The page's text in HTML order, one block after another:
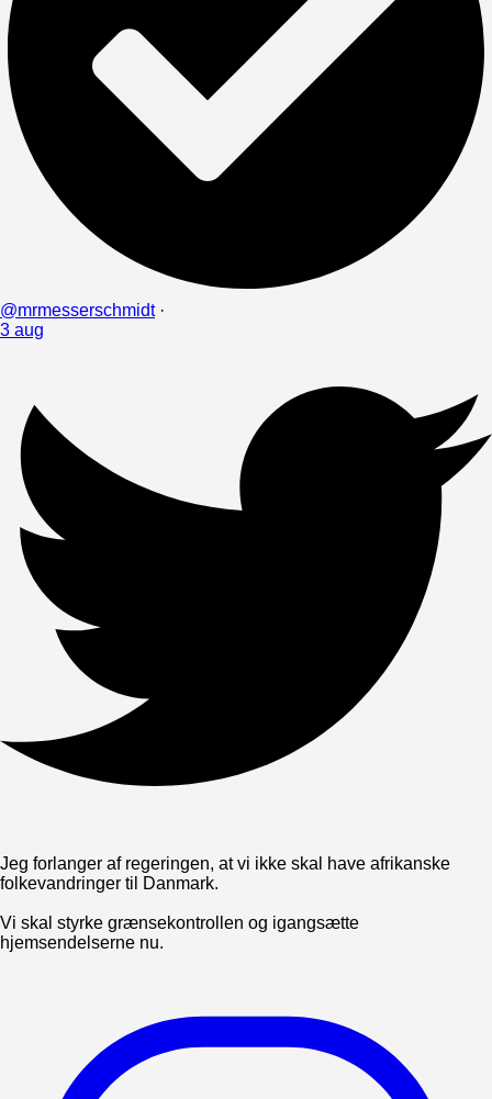
@mrmesserschmidt ·
3 aug
Jeg forlanger af regeringen, at vi ikke skal have afrikanske
folkevandringer til Danmark.
Vi skal styrke grænsekontrollen og igangsætte
hjemsendelserne nu.